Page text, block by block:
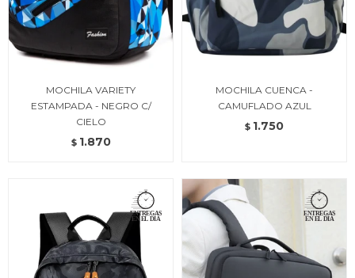
MOCHILA VARIETY
ESTAMPADA - NEGRO C/
CIELO
$ 1.870
MOCHILA CUENCA -
CAMUFLADO AZUL
$ 1.750